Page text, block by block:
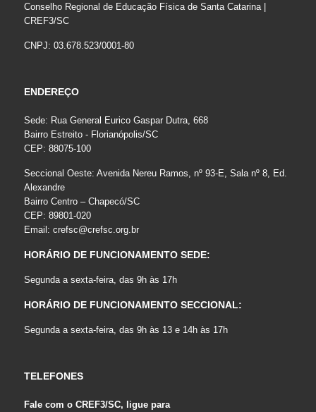
Conselho Regional de Educação Física de Santa Catarina |
CREF3/SC
CNPJ: 03.678.523/0001-80
ENDEREÇO
Sede: Rua General Eurico Gaspar Dutra, 668
Bairro Estreito - Florianópolis/SC
CEP: 88075-100
Seccional Oeste: Avenida Nereu Ramos, nº 93-E, Sala nº 8, Ed.
Alexandre
Bairro Centro – Chapecó/SC
CEP: 89801-020
Email: crefsc@crefsc.org.br
HORÁRIO DE FUNCIONAMENTO SEDE:
Segunda a sexta-feira, das 9h às 17h
HORÁRIO DE FUNCIONAMENTO SECCIONAL:
Segunda a sexta-feira, das 9h às 13 e 14h às 17h
TELEFONES
Fale com o CREF3/SC, ligue para